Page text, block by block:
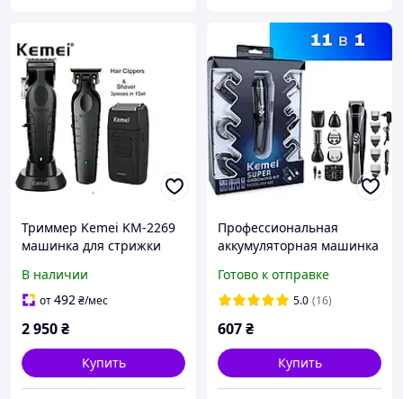
Триммер Kemei KM-2269
машинка для стрижки
триммера в комплекте)
В наличии
от492₴/мес
2 950₴
Купить
Профессиональная
аккумуляторная машинка
головы, триммер для усов
и бороды KEMEI KM-600
Готово к отправке
5.0 (16)
607₴
Купить